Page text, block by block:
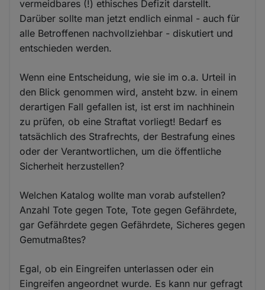
vermeidbares (!) ethisches Defizit darstellt.
Darüber sollte man jetzt endlich einmal - auch für
alle Betroffenen nachvollziehbar - diskutiert und
entschieden werden.
Wenn eine Entscheidung, wie sie im o.a. Urteil in
den Blick genommen wird, ansteht bzw. in einem
derartigen Fall gefallen ist, ist erst im nachhinein
zu prüfen, ob eine Straftat vorliegt! Bedarf es
tatsächlich des Strafrechts, der Bestrafung eines
oder der Verantwortlichen, um die öffentliche
Sicherheit herzustellen?
Welchen Katalog wollte man vorab aufstellen?
Anzahl Tote gegen Tote, Tote gegen Gefährdete,
gar Gefährdete gegen Gefährdete, Sicheres gegen
Gemutmaßtes?
Egal, ob ein Eingreifen unterlassen oder ein
Eingreifen angeordnet wurde. Es kann nur gefragt